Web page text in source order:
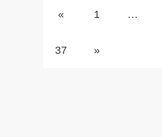
« 1 …
37 »